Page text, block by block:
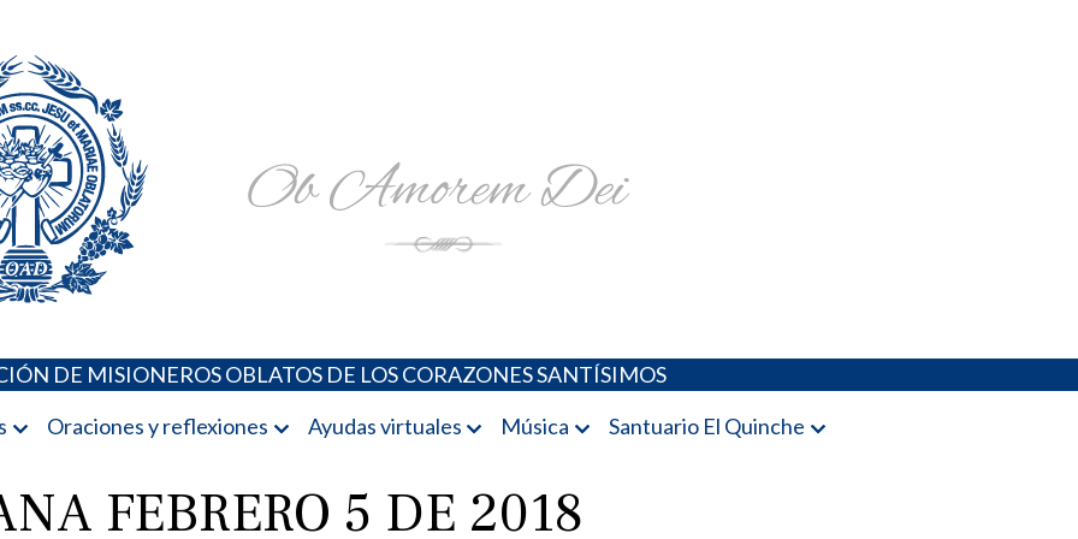
DE MISIONEROS OBLATOS DE LOS CORAZONES SANTÍSIMOS
Oraciones y reflexiones Ayudas virtuales Música Santuario El Quinche
FEBRERO 5 DE 2018